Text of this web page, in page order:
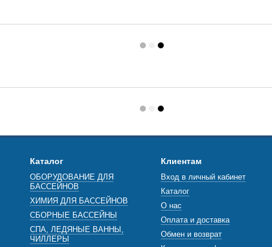
Каталог
ОБОРУДОВАНИЕ ДЛЯ
БАССЕЙНОВ
ХИМИЯ ДЛЯ БАССЕЙНОВ
СБОРНЫЕ БАССЕЙНЫ
СПА, ЛЕДЯНЫЕ ВАННЫ,
ЧИЛЛЕРЫ
Клиентам
Вход в личный кабинет
Каталог
О нас
Оплата и доставка
Обмен и возврат